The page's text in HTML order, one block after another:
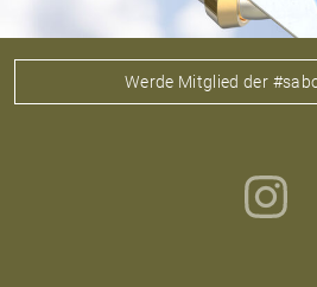
Werde Mitglied der